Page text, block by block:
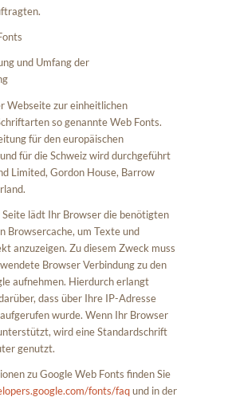
und Umfang der
Webseite zur einheitlichen
so genannte Web Fonts.
für den europäischen
für die Schweiz wird durchgeführt
Limited, Gordon House, Barrow
lädt Ihr Browser die benötigten
Browsercache, um Texte und
anzuzeigen. Zu diesem Zweck muss
Browser Verbindung zu den
aufnehmen. Hierdurch erlangt
dass über Ihre IP-Adresse
wurde. Wenn Ihr Browser
wird eine Standardschrift
genutzt.
zu Google Web Fonts finden Sie
fonts/faqund in der